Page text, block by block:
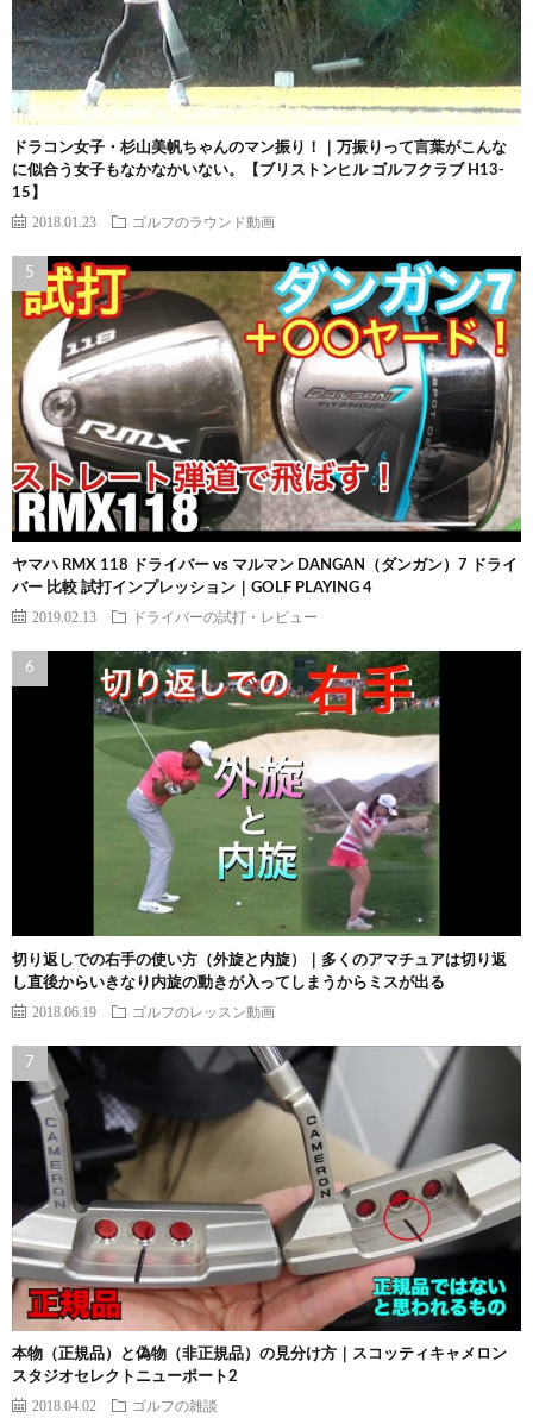
ドラコン女子・杉山美帆ちゃんのマン振り！｜万振りって言葉がこんな
に似合う女子もなかなかいない。【ブリストンヒル ゴルフクラブ H13-
15】
2018.01.23 ゴルフのラウンド動画
ヤマハ RMX 118 ドライバー vs マルマン DANGAN（ダンガン）7 ドライ
バー 比較 試打インプレッション｜GOLF PLAYING 4
2019.02.13 ドライバーの試打・レビュー
切り返しでの右手の使い方（外旋と内旋）｜多くのアマチュアは切り返
し直後からいきなり内旋の動きが入ってしまうからミスが出る
2018.06.19 ゴルフのレッスン動画
本物（正規品）と偽物（非正規品）の見分け方｜スコッティキャメロン
スタジオセレクトニューポート2
2018.04.02 ゴルフの雑談